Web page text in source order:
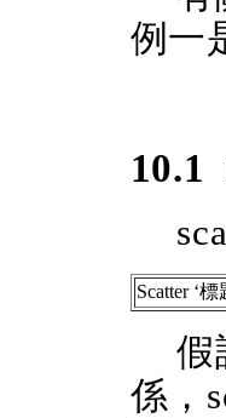
例一
10.1
Scatter ‘標
假
係，